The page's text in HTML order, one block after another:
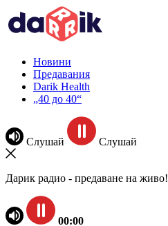
Новини
Предавания
Darik Health
„40 до 40“
Слушай Слушай
Дарик радио - предаване на живо!
00:00